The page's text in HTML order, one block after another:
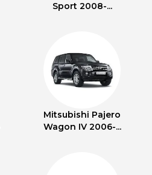
Sport 2008-...
Mitsubishi Pajero
Wagon IV 2006-...